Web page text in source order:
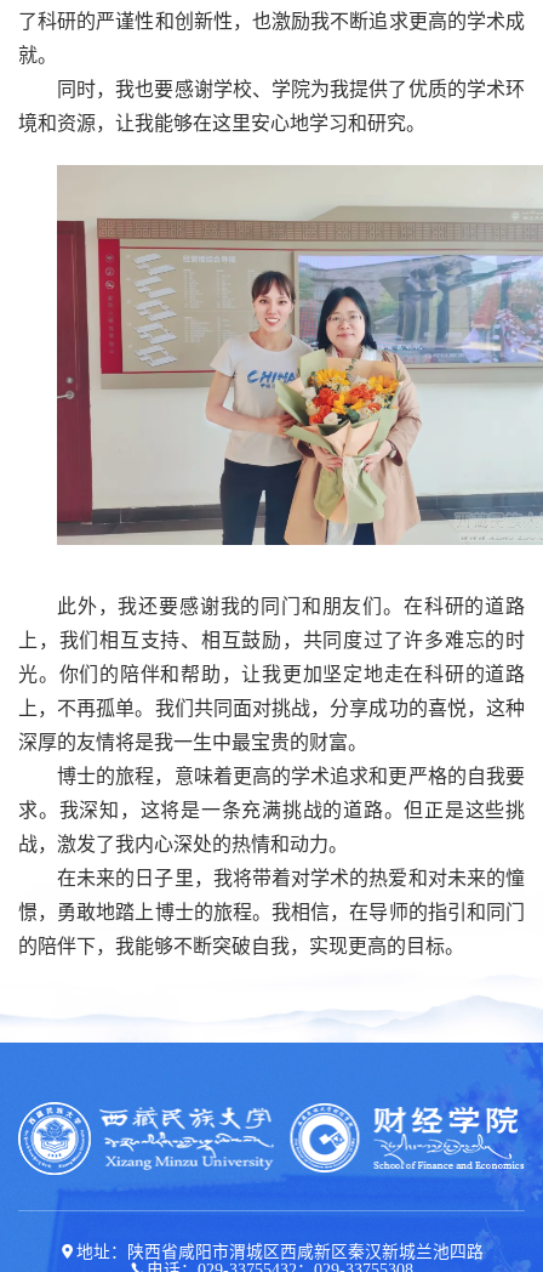
了科研的严谨性和创新性，也激励我不断追求更高的学术成
就。
同时，我也要感谢学校、学院为我提供了优质的学术环
境和资源，让我能够在这里安心地学习和研究。
此外，我还要感谢我的同门和朋友们。在科研的道路
上，我们相互支持、相互鼓励，共同度过了许多难忘的时
光。你们的陪伴和帮助，让我更加坚定地走在科研的道路
上，不再孤单。我们共同面对挑战，分享成功的喜悦，这种
深厚的友情将是我一生中最宝贵的财富。
博士的旅程，意味着更高的学术追求和更严格的自我要
求。我深知，这将是一条充满挑战的道路。但正是这些挑
战，激发了我内心深处的热情和动力。
在未来的日子里，我将带着对学术的热爱和对未来的憧
憬，勇敢地踏上博士的旅程。我相信，在导师的指引和同门
的陪伴下，我能够不断突破自我，实现更高的目标。
地址：陕西省咸阳市渭城区西咸新区秦汉新城兰池四路